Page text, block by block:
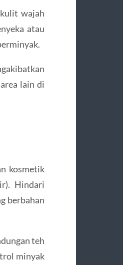
wajah
atau
lain di
kosmetik
Hindari
berbahan
teh
minyak